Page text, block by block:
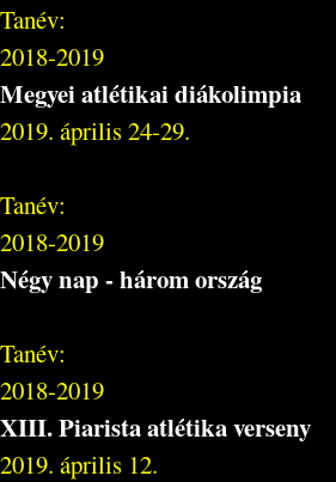
Tanév:
2018-2019
Megyei atlétikai diákolimpia
2019. április 24-29.
Tanév:
2018-2019
Négy nap - három ország
Tanév:
2018-2019
XIII. Piarista atlétika verseny
2019. április 12.